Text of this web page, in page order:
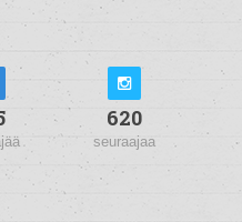
620
seuraajaa